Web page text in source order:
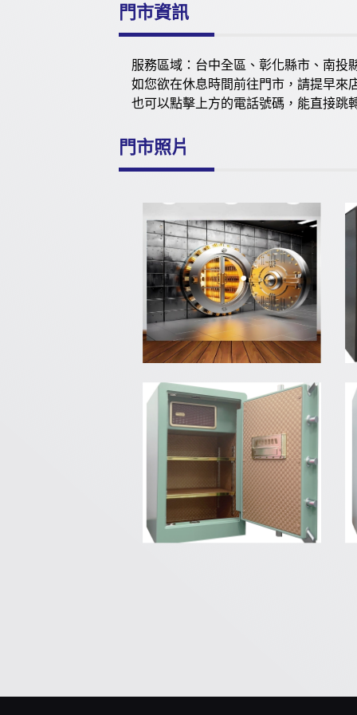
門市資訊
服務區域：台中全區、彰化縣市、南投
如您欲在休息時間前往門市，請提早來
也可以點擊上方的電話號碼，能直接跳
門市照片